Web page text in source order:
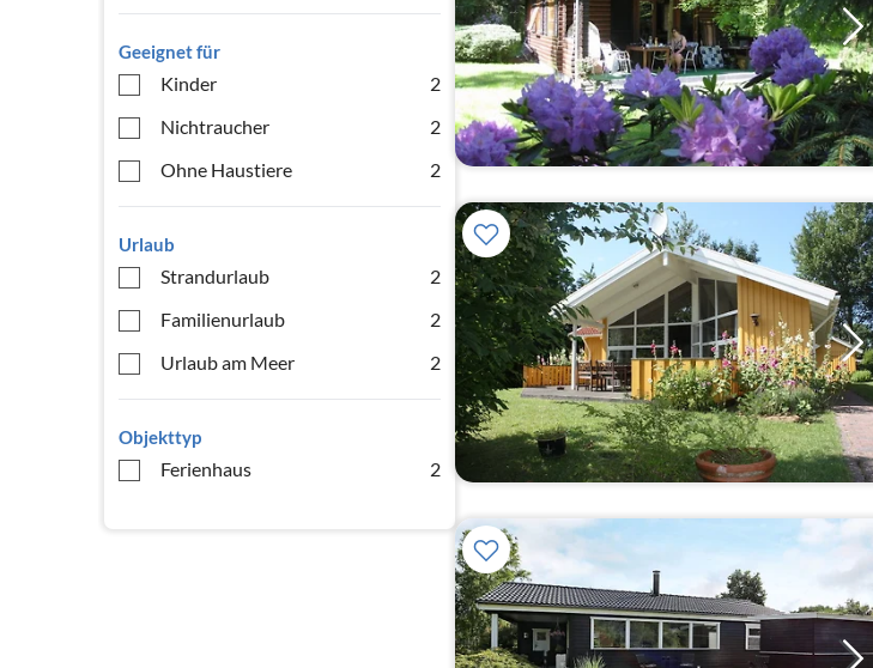
Geeignet für
Kinder
2
Nichtraucher
2
Ohne Haustiere
2
Urlaub
Strandurlaub
2
Familienurlaub
2
Urlaub am Meer
2
Objekttyp
Ferienhaus 2